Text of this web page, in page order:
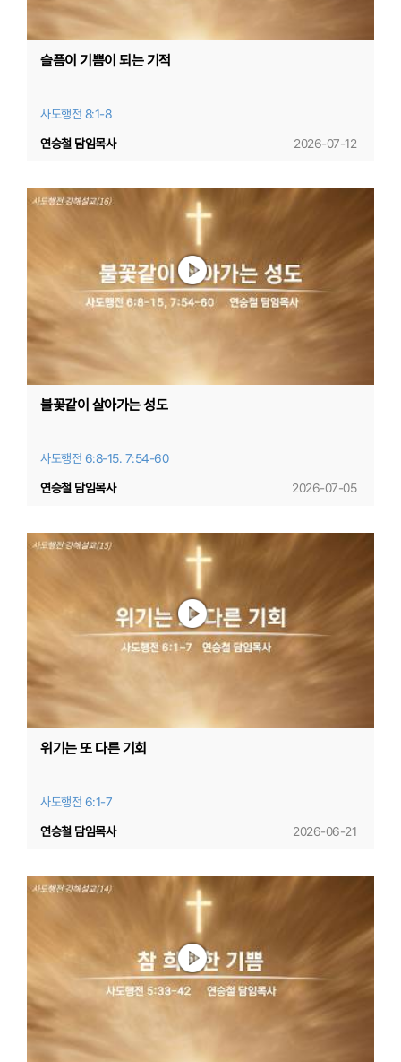
슬픔이 기쁨이 되는 기적
사도행전 8:1-8
2026-07-12
연승철 담임목사
불꽃같이 살아가는 성도
사도행전 6:8-15. 7:54-60
2026-07-05
연승철 담임목사
위기는 또 다른 기회
사도행전 6:1-7
2026-06-21
연승철 담임목사